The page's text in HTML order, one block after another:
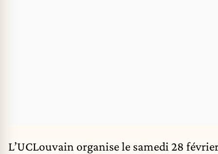
L’UCLouvain organise le samedi 28